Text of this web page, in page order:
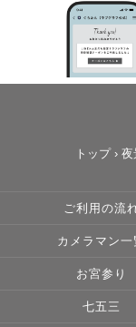
トップ› 夜
ご利用の流
カメラマン一
お宮参り
七五三